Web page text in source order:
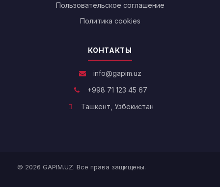
Пользовательское соглашение
Политика cookies
КОНТАКТЫ
info@gapim.uz
+998 71 123 45 67
Ташкент, Узбекистан
© 2026 GAPIM.UZ. Все права защищены.